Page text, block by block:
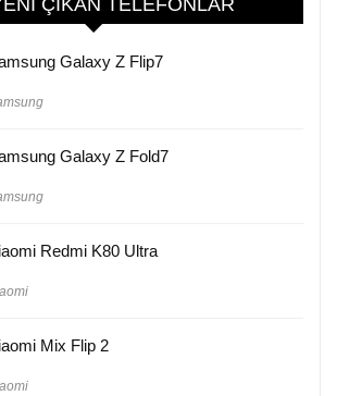
ÇIKAN TELEFONLAR
Galaxy Z Flip7
Galaxy Z Fold7
Redmi K80 Ultra
Mix Flip 2